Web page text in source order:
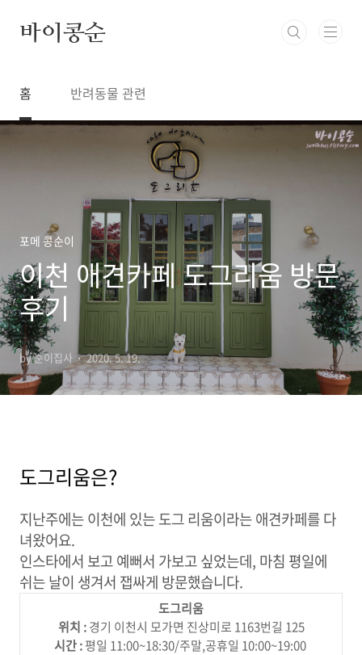
바이콩순
홈 반려동물 관련
포메 콩순이
이천 애견카페 도그리움 방문
후기
by 순이집사 2020. 5. 19.
도그리움은?
지난주에는 이천에 있는 도그 리움이라는 애견카페를 다
녀왔어요.
인스타에서 보고 예뻐서 가보고 싶었는데, 마침 평일에
쉬는 날이 생겨서 잽싸게 방문했습니다.
도그리움
위치 : 경기 이천시 모가면 진상미로 1163번길 125
시간 : 평일 11:00~18:30/주말,공휴일 10:00~19:00